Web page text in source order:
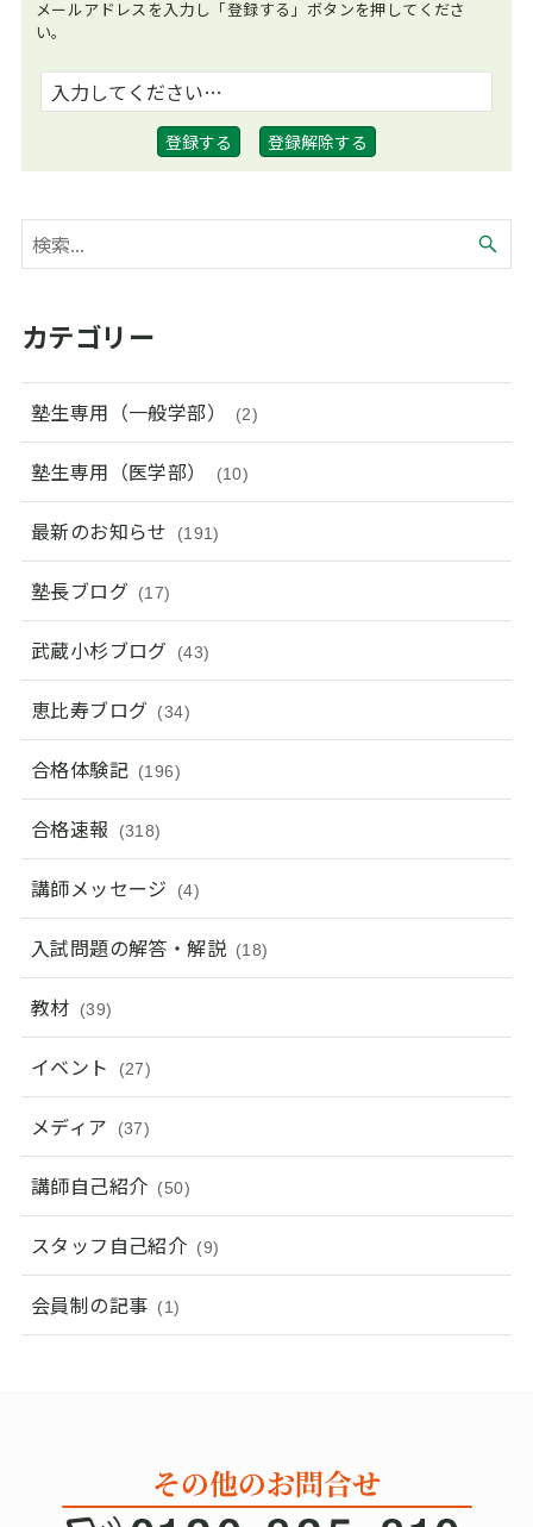
メールアドレスを入力し「登録する」ボタンを押してくださ
い。
カテゴリー
塾生専用（一般学部） (2)
塾生専用（医学部） (10)
最新のお知らせ (191)
塾長ブログ (17)
武蔵小杉ブログ (43)
恵比寿ブログ (34)
合格体験記 (196)
合格速報 (318)
講師メッセージ (4)
入試問題の解答・解説 (18)
教材 (39)
イベント (27)
メディア (37)
講師自己紹介 (50)
スタッフ自己紹介 (9)
会員制の記事 (1)